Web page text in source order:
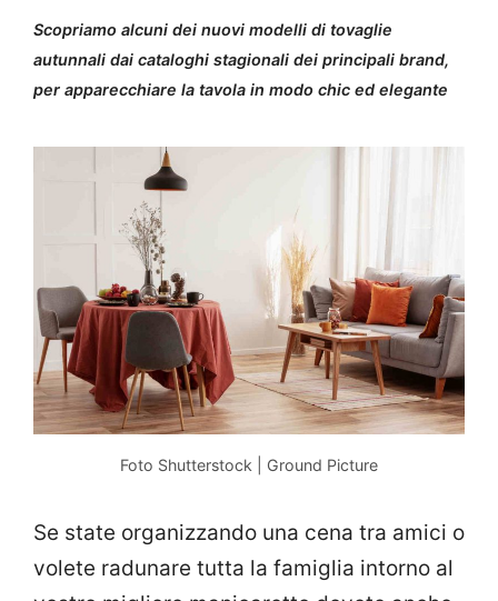
Scopriamo alcuni dei nuovi modelli di tovaglie
autunnali dai cataloghi stagionali dei principali brand,
per apparecchiare la tavola in modo chic ed elegante
Foto Shutterstock | Ground Picture
Se state organizzando una cena tra amici o
volete radunare tutta la famiglia intorno al